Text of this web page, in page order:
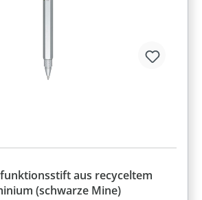
aus recyceltem
(schwarze Mine)